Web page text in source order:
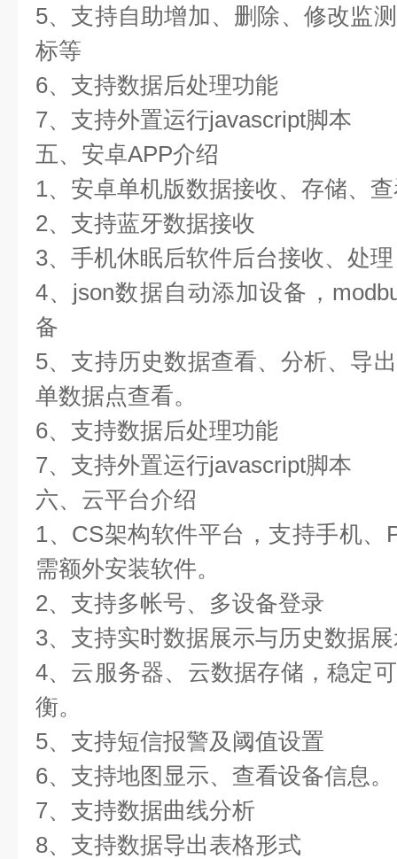
5、支持自助增加、删除、修改监
标等
6、支持数据后处理功能
7、支持外置运行javascript脚本
五、安卓APP介绍
1、安卓单机版数据接收、存储、
2、支持蓝牙数据接收
3、手机休眠后软件后台接收、处理
4、json数据自动添加设备，
备
5、支持历史数据查看、分析、导
单数据点查看。
6、支持数据后处理功能
7、支持外置运行javascript脚本
六、云平台介绍
1、CS架构软件平台，支持手机、
需额外安装软件。
2、支持多帐号、多设备登录
3、支持实时数据展示与历史数据
4、云服务器、云数据存储，稳定
衡。
5、支持短信报警及阈值设置
6、支持地图显示、查看设备信息。
7、支持数据曲线分析
8、支持数据导出表格形式